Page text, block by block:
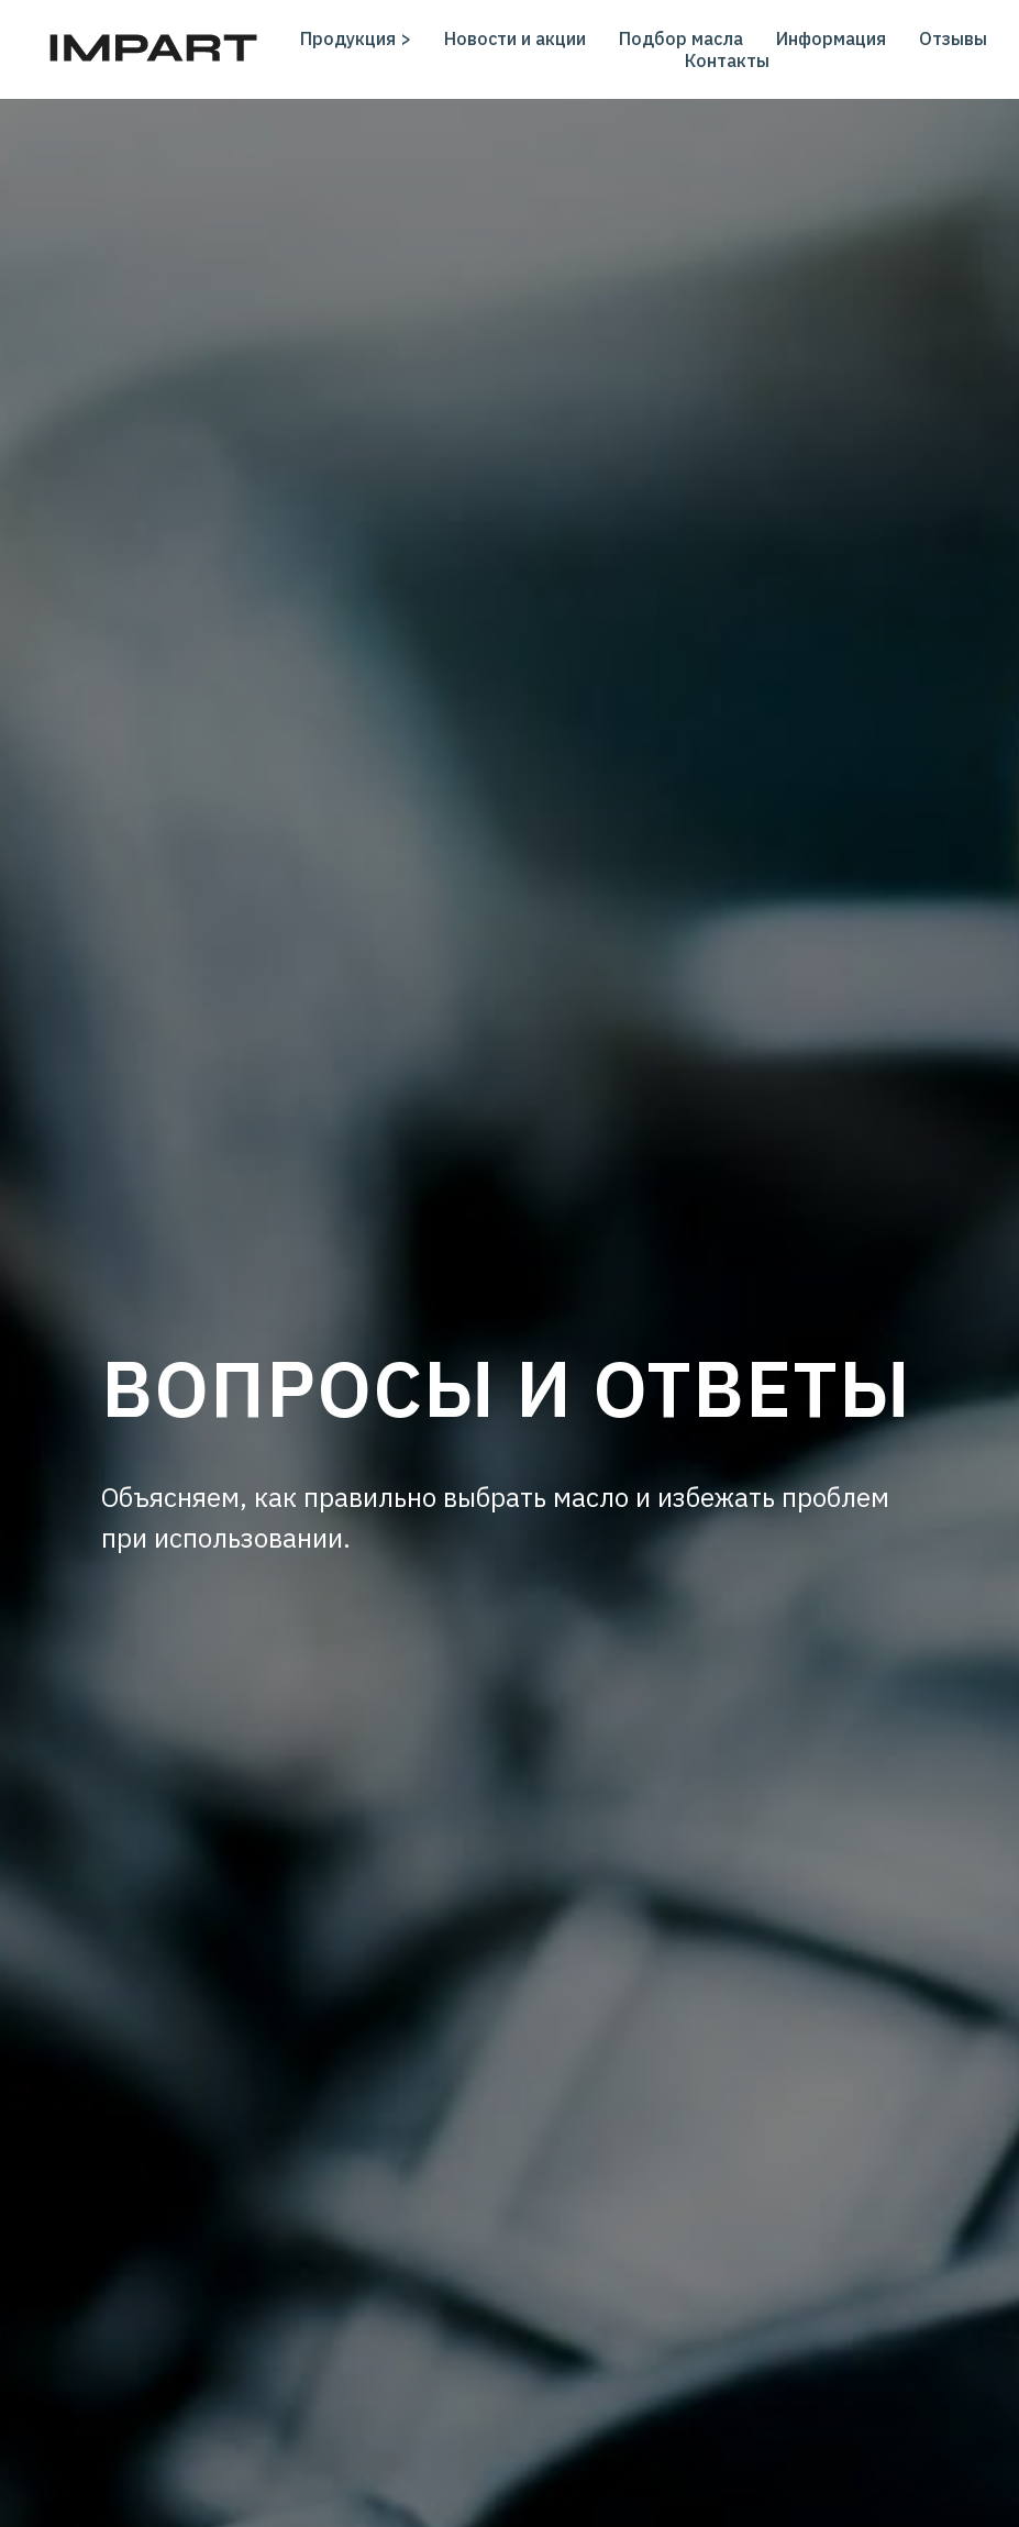
Продукция > Новости и акции Подбор масла Информация Отзывы
Контакты
ВОПРОСЫ И ОТВЕТЫ
Объясняем, как правильно выбрать масло и избежать проблем
при использовании.